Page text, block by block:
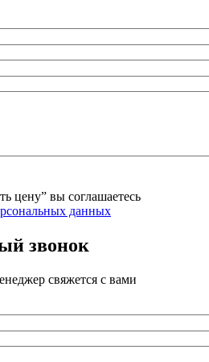
цену” вы соглашаетесь
данных
звонок
свяжется с вами